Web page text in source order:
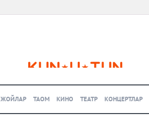
ЖОЙЛАР ТАОМ КИНО ТЕАТР КОНЦЕРТЛАР